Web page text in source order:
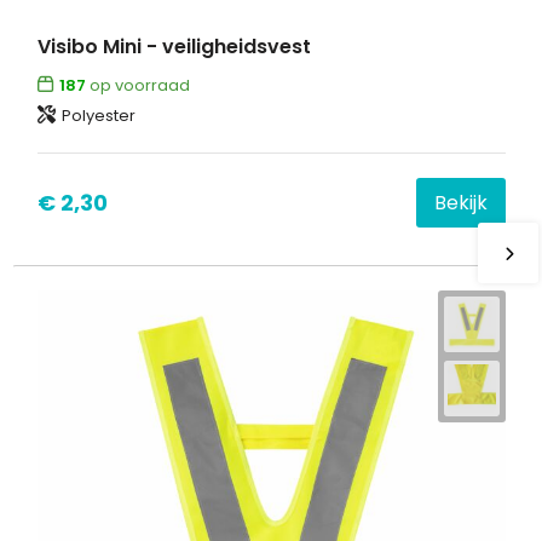
Visibo Mini - veiligheidsvest
187 op voorraad
Polyester
€ 2,30 Bekijk